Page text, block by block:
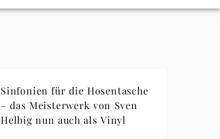
Sinfonien für die Hosentasche
– das Meisterwerk von Sven
Helbig nun auch als Vinyl